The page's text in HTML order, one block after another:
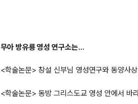
무아 방유룡 영성 연구소는...
<학술논문> 창설 신부님 영성연구와 동양사
<학술논문> 동방 그리스도교 영성 안에서 바